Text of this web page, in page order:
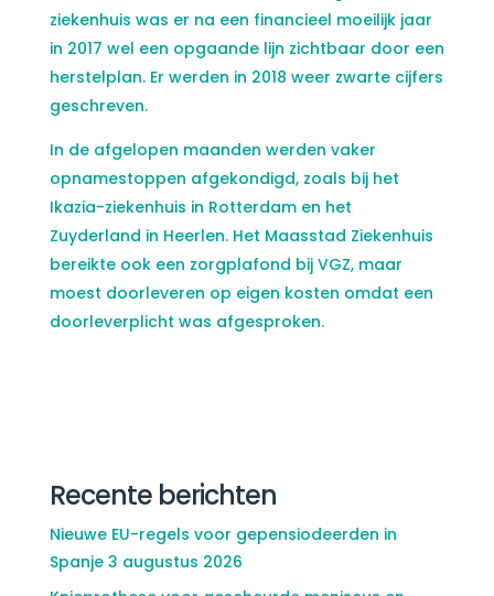
ziekenhuis was er na een financieel moeilijk jaar
in 2017 wel een opgaande lijn zichtbaar door een
herstelplan. Er werden in 2018 weer zwarte cijfers
geschreven.
In de afgelopen maanden werden vaker
opnamestoppen afgekondigd, zoals bij het
Ikazia-ziekenhuis in Rotterdam en het
Zuyderland in Heerlen. Het Maasstad Ziekenhuis
bereikte ook een zorgplafond bij VGZ, maar
moest doorleveren op eigen kosten omdat een
doorleverplicht was afgesproken.
Recente berichten
Nieuwe EU-regels voor gepensiodeerden in
Spanje 3 augustus 2026